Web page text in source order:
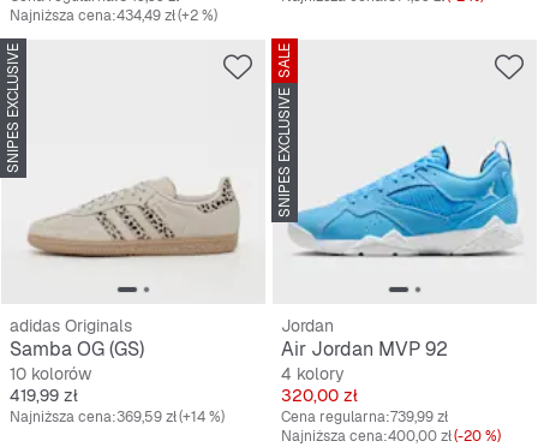
Najniższa cena:434,49 zł(+2 %)
SNIPES EXCLUSIVE
adidas Originals
Samba OG (GS)
10 kolorów
Cena
419,99 zł
Najniższa cena:369,59 zł(+14 %)
SALE
SNIPES EXCLUSIVE
Jordan
Air Jordan MVP 92
4 kolory
Cena
320,00 zł
Cena regularna:739,99 zł
Najniższa cena:400,00 zł(-20 %)